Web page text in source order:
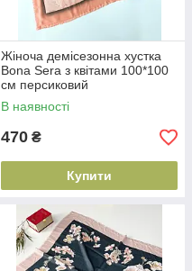
Жіноча демісезонна хустка
Bona Sera з квітами 100*100
см персиковий
В наявності
470 ₴
Купити